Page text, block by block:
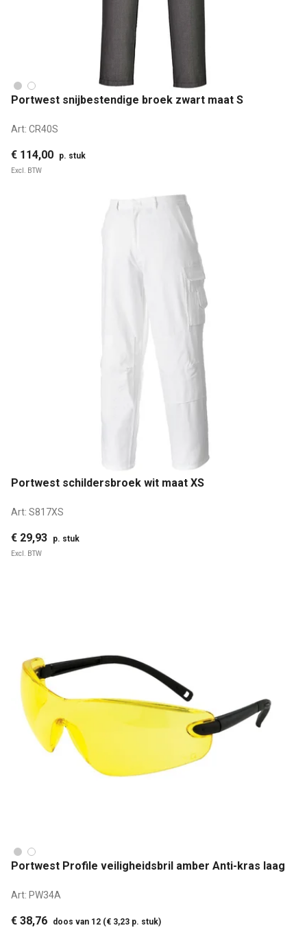
Portwest snijbestendige broek zwart maat S
Art: CR40S
€ 114,00 p. stuk
Excl. BTW
Portwest schildersbroek wit maat XS
Art: S817XS
€ 29,93 p. stuk
Excl. BTW
Portwest Profile veiligheidsbril amber Anti-kras laag
Art: PW34A
€ 38,76 doos van 12 (€ 3,23 p. stuk)